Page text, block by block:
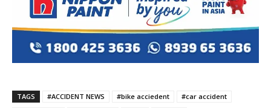
TAGS #ACCIDENT NEWS #bike acciedent
#car accident